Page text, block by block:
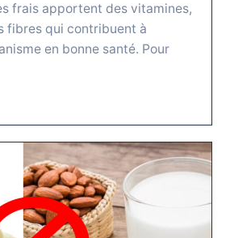
frais apportent des vitamines,
fibres qui contribuent à
en bonne santé. Pour